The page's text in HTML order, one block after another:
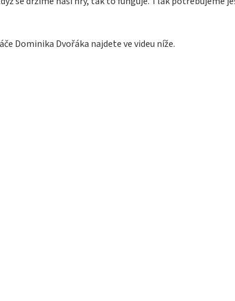
Dominika Dvořáka najdete ve videu níže.